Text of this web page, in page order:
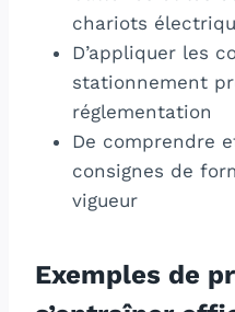
chariots
D’appliquer les
stationnement
réglementation
De comprendre
consignes de
vigueur
Exemples de